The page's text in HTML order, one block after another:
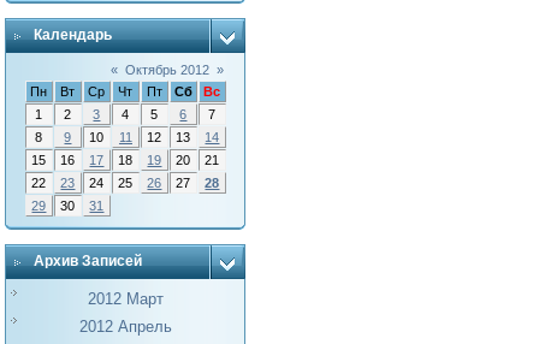
Календарь
« Октябрь 2012 »
Пн
Вт Ср Чт Пт Сб
Вс
1
2 3 4 5 6
7
8
9 10 11 12 13
14
15
16 17 18 19 20
21
22
23 24 25 26 27
28
29
30 31
Архив Записей
2012 Март
2012 Апрель